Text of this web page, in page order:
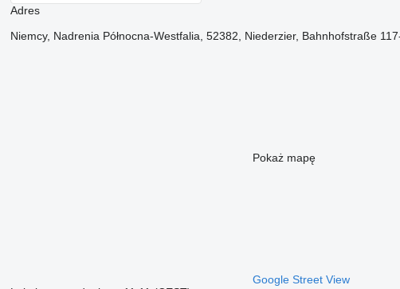
Adres
Niemcy, Nadrenia Północna-Westfalia, 52382, Niederzier, Bahnhofstraße
Pokaż mapę
Google Street View